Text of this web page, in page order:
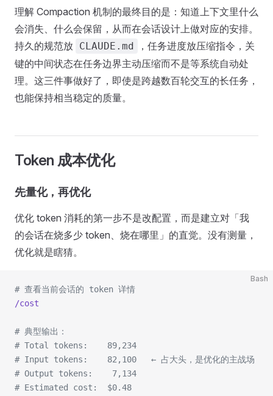
理解 Compaction 机制的最终目的是：知道上下文里什么
会消失、什么会保留，从而在会话设计上做对应的安排。
持久的规范放 CLAUDE.md
，任务进度放压缩指令，关
键的中间状态在任务边界主动压缩而不是等系统自动处
理。这三件事做好了，即使是跨越数百轮交互的长任务，
也能保持相当稳定的质量。
Token 成本优化
先量化，再优化
优化 token 消耗的第一步不是改配置，而是建立对「我
的会话在烧多少 token、烧在哪里」的直觉。没有测量，
优化就是瞎猜。
Bash
# 查看当前会话的 token 详情
/cost
# 典型输出：
# Total tokens:    89,234
# Input tokens:    82,100   ← 占大头，是优化的主战场
# Output tokens:    7,134
# Estimated cost:  $0.48